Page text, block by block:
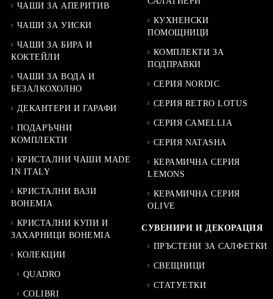
ЧАШИ ЗА АПЕРИТИВ
ЧАШИ ЗА УИСКИ
ЧАШИ ЗА БИРА И
КОКТЕЙЛИ
ЧАШИ ЗА ВОДА И
БЕЗАЛКОХОЛНО
ДЕКАНТЕРИ И ГАРАФИ
ПОДАРЪЧНИ
КОМПЛЕКТИ
КРИСТАЛНИ ЧАШИ MADE
IN ITALY
КРИСТАЛНИ ВАЗИ
BOHEMIA
КРИСТАЛНИ КУПИ И
ЗАХАРНИЦИ BOHEMIA
КОЛЕКЦИИ
QUADRO
COLIBRI
КУХНЕНСКИ
ПОМОЩНИЦИ
КОМПЛЕКТИ ЗА
ПОДПРАВКИ
СЕРИЯ NORDIC
СЕРИЯ RETRO LOTUS
СЕРИЯ CAMELLIA
СЕРИЯ NATASHA
КЕРАМИЧНА СЕРИЯ
LEMONS
КЕРАМИЧНА СЕРИЯ
OLIVE
СУВЕНИРИ И ДЕКОРАЦИЯ
ПРЪСТЕНИ ЗА САЛФЕТКИ
СВЕЩНИЦИ
СТАТУЕТКИ